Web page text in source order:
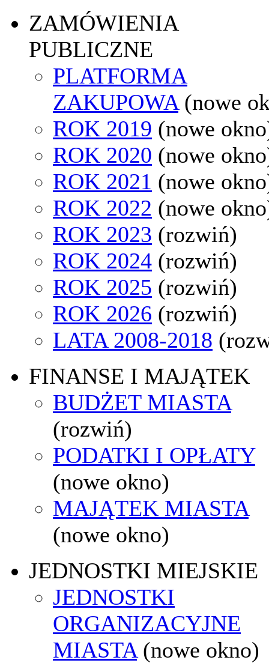
ZAMÓWIENIA
PUBLICZNE
PLATFORMA
ZAKUPOWA (nowe
ROK 2019 (nowe
ROK 2020 (nowe
ROK 2021 (nowe
ROK 2022 (nowe
ROK 2023 (rozwiń)
ROK 2024 (rozwiń)
ROK 2025 (rozwiń)
ROK 2026 (rozwiń)
LATA 2008-2018
FINANSE I MAJĄTEK
BUDŻET MIASTA
(rozwiń)
PODATKI I OPŁATY
(nowe okno)
MAJĄTEK MIASTA
(nowe okno)
JEDNOSTKI MIEJSKIE
JEDNOSTKI
ORGANIZACYJNE
MIASTA (nowe okno)